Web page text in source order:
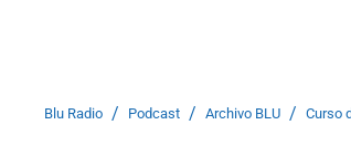
Blu Radio / Podcast / Archivo BLU / Curso